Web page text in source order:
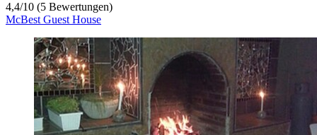
4,4/10 (5 Bewertungen)
McBest Guest House